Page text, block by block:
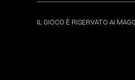
IL GIOCO È RISERVATO AI